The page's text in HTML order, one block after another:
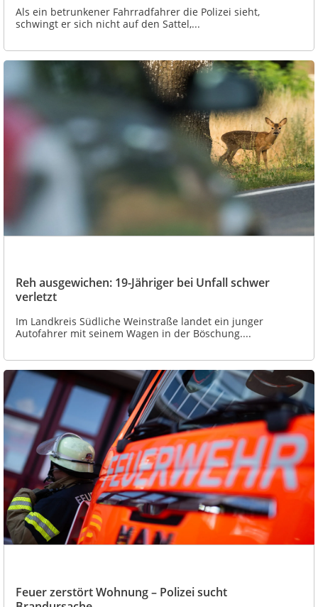
Als ein betrunkener Fahrradfahrer die Polizei sieht,
schwingt er sich nicht auf den Sattel,...
Reh ausgewichen: 19-Jähriger bei Unfall schwer
verletzt
Im Landkreis Südliche Weinstraße landet ein junger
Autofahrer mit seinem Wagen in der Böschung....
Feuer zerstört Wohnung – Polizei sucht